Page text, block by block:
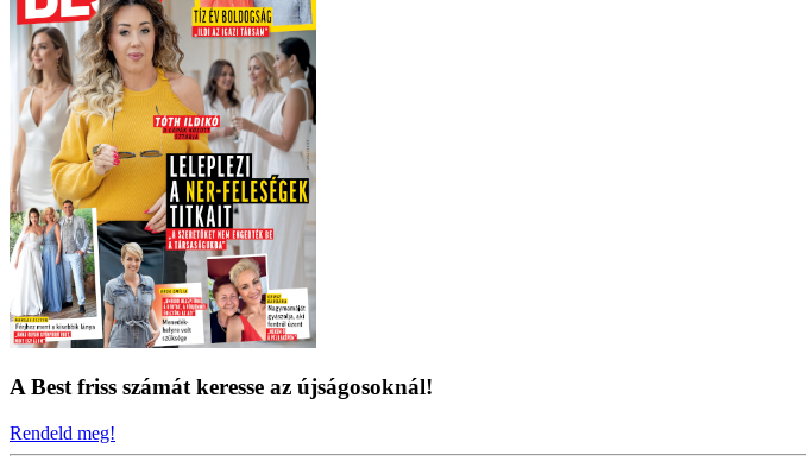
A Best friss számát keresse az újságosoknál!
Rendeld meg!